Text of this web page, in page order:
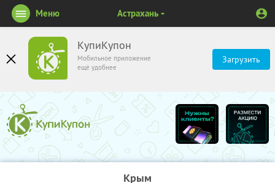
КупиКупон
Мобильное приложение
ещё удобнее
Загрузить
Меню Астрахань
Крым